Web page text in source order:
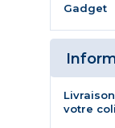
Gadget
votre